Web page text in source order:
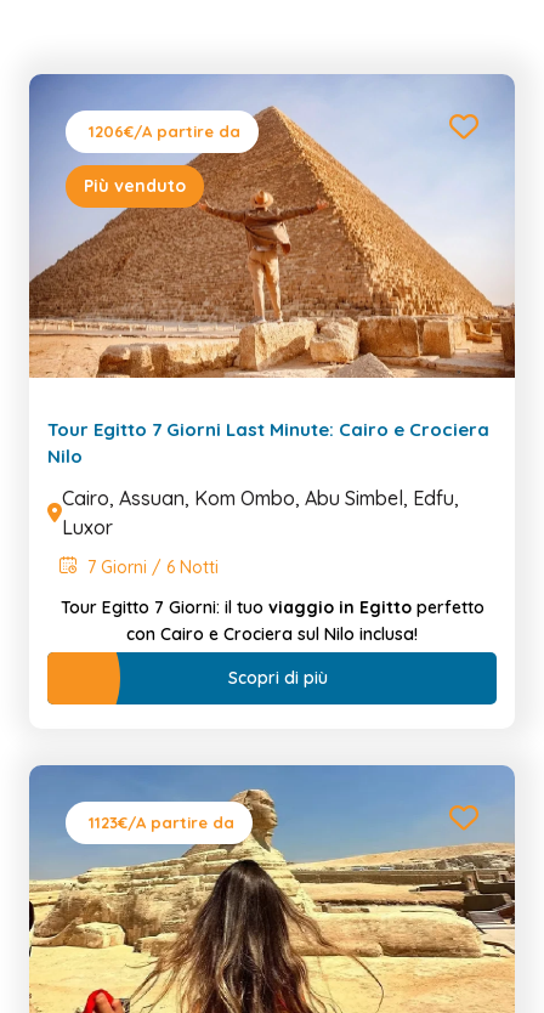
1206€/A partire da
Più venduto
Tour Egitto 7 Giorni Last Minute: Cairo e Crociera
Nilo
Cairo, Assuan, Kom Ombo, Abu Simbel, Edfu,
Luxor
7 Giorni / 6 Notti
Tour Egitto 7 Giorni: il tuo viaggio in Egittoperfetto
con Cairo e Crociera sul Nilo inclusa!
Scopri di più
1123€/A partire da